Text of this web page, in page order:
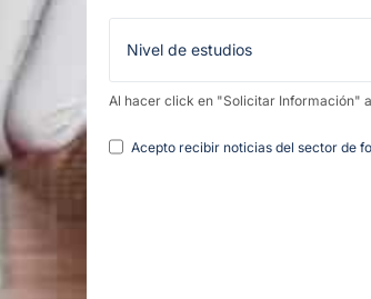
Al hacer click en "Solicitar Información"
Acepto recibir noticias del sector de